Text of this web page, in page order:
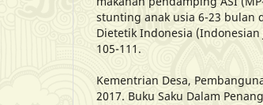
stunting anak usia 6-23 bulan
Dietetik Indonesia
105-111.
Kementrian Desa,
2017. Buku Saku Dalam